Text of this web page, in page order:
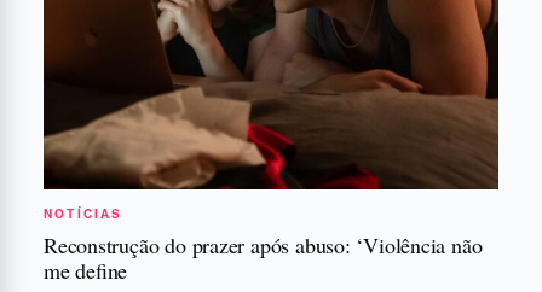
NOTÍCIAS
Reconstrução do prazer após abuso: ‘Violência não
me define